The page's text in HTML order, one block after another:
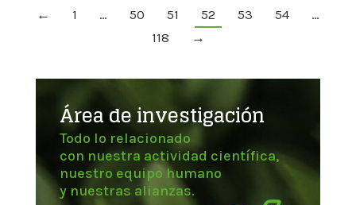
← 1 … 50 51 52 53 54
…
118
→
Área de investigación
Todo lo relacionado
con nuestra actividad científica,
nuestro equipo humano
y nuestras alianzas.